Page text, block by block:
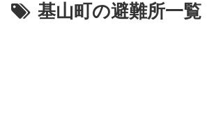
基山町の避難所一覧